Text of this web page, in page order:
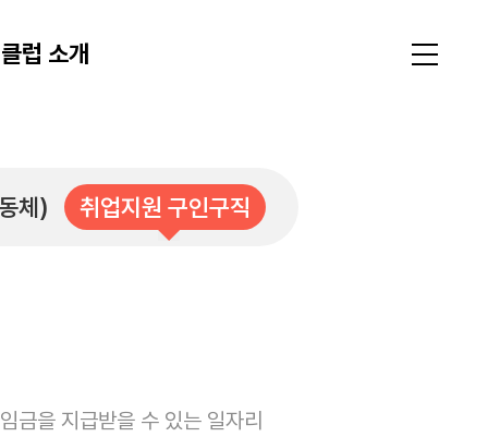
럽 소개
체) 취업지원 구인구직
금을 지급받을 수 있는 일자리